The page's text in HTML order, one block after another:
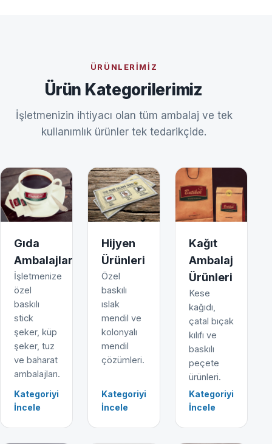
ÜRÜNLERIMIZ
Ürün Kategorilerimiz
İşletmenizin ihtiyacı olan tüm ambalaj ve tek
kullanımlık ürünler tek tedarikçide.
Gıda
Ambalajları
İşletmenize
özel
baskılı
stick
şeker, küp
şeker, tuz
ve baharat
ambalajları.
Kategoriyi
İncele
Hijyen
Ürünleri
Özel
baskılı
ıslak
mendil ve
kolonyalı
mendil
çözümleri.
Kategoriyi
İncele
Kağıt
Ambalaj
Ürünleri
Kese
kağıdı,
çatal bıçak
kılıfı ve
baskılı
peçete
ürünleri.
Kategoriyi
İncele